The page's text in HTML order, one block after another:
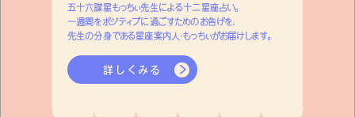
五十六謀星もっちぃ先生による十二星座占い。
一週間をポジティブに過ごすためのお告げを、
先生の分身である星座案内人・もっちぃがお届けします。
詳しくみる